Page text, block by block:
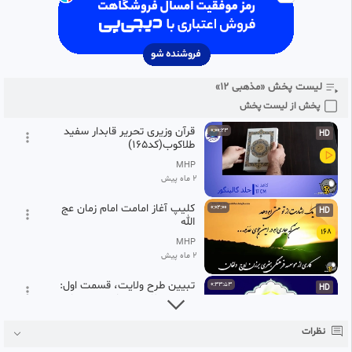
لیست پخش «مذهبی ۱۲»
پخش از لیست پخش
English Urdu Subtitles
MHP
2 ماه پیش
0:00:23
قرآن وزیری جعبه لپتاپی چرم
پلاک رنگی (کد167)
0:00:23 HD
قرآن وزیری تحریر قابدار سفید
طلاکوب(کد165)
MHP
2 ماه پیش
168
0:02:00 HD
کلیپ آغاز امامت امام زمان عج
الله
MHP
2 ماه پیش
0:33:53 HD
تبیین طرح ولایت، قسمت اول:
تبیین نظام محتوائی_ سخنران:
حجت الاسلام دکتر ابوطالبی
نظرات